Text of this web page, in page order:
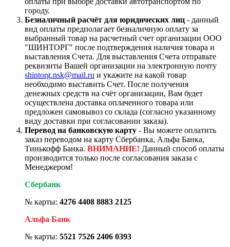
городу.
Безналичный расчёт для юридических лиц - данный
вид оплаты предполагает безналичную оплату за
выбранный товар на расчетный счет организации ООО
"ШИНТОРГ" после подтверждения наличия товара и
выставления Счета. Для выставления Счета отправьте
реквизиты Вашей организации на электронную почту
shintorg.nsk@mail.ru и укажите на какой товар
необходимо выставить Счет. После получения
денежных средств на счёт организации, Вам будет
осуществлена доставка оплаченного товара или
предложен самовывоз со склада (согласно указанному
виду доставки при согласовании заказа).
Перевод на банковскую карту - Вы можете оплатить
заказ переводом на карту Сбербанка, Альфа Банка,
Тинькофф Банка. ВНИМАНИЕ! Данный способ оплаты
производится только после согласования заказа с
Менеджером!
Сбербанк
№ карты: 4276 4408 8883 2125
Альфа Банк
№ карты: 5521 7526 2406 0393